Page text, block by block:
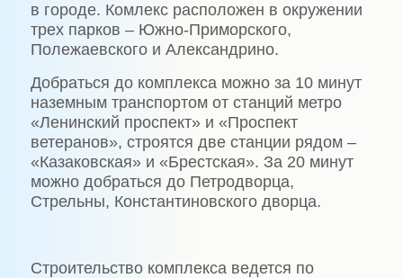
в городе. Комлекс расположен в окружении
трех парков – Южно-Приморского,
Полежаевского и Александрино.
Добраться до комплекса можно за 10 минут
наземным транспортом от станций метро
«Ленинский проспект» и «Проспект
ветеранов», строятся две станции рядом –
«Казаковская» и «Брестская». За 20 минут
можно добраться до Петродворца,
Стрельны, Константиновского дворца.
Строительство комплекса ведется по